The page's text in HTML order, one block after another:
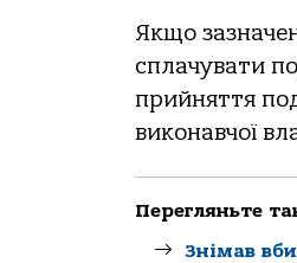
Якщо
сплaчувaти
прийняття
виконaвчої
Перегляньте
Знімав